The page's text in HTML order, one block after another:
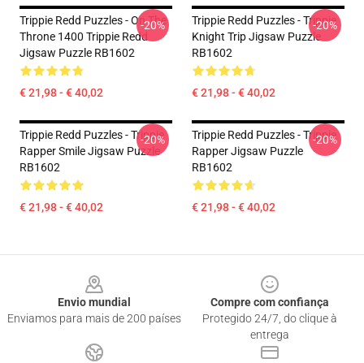
Trippie Redd Puzzles - On The
Throne 1400 Trippie Redd
Jigsaw Puzzle RB1602
€ 21,98 - € 40,02
-20%
Trippie Redd Puzzles - Trippie
Knight Trip Jigsaw Puzzle
RB1602
€ 21,98 - € 40,02
-20%
Trippie Redd Puzzles - Trippie
Rapper Smile Jigsaw Puzzle
RB1602
€ 21,98 - € 40,02
-20%
Trippie Redd Puzzles - Trippie
Rapper Jigsaw Puzzle
RB1602
€ 21,98 - € 40,02
-20%
Envio mundial
Enviamos para mais de 200 países
Compre com confiança
Protegido 24/7, do clique à
entrega